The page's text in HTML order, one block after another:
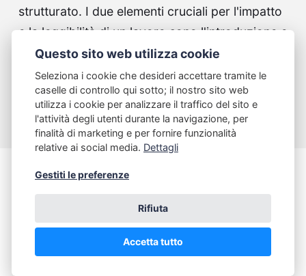
strutturato. I due elementi cruciali per l'impatto
e la leggibilità di un lavoro sono l'introduzione e
l'abstract. L'analisi…
Continue reading...
Questo sito web utilizza cookie
Seleziona i cookie che desideri accettare tramite le
caselle di controllo qui sotto; il nostro sito web
utilizza i cookie per analizzare il traffico del sito e
l'attività degli utenti durante la navigazione, per
finalità di marketing e per fornire funzionalità
relative ai social media. Dettagli
Gestiti le preferenze
Rifiuta
Accetta tutto